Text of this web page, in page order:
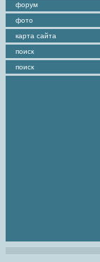
форум
фото
карта сайта
поиск
поиск